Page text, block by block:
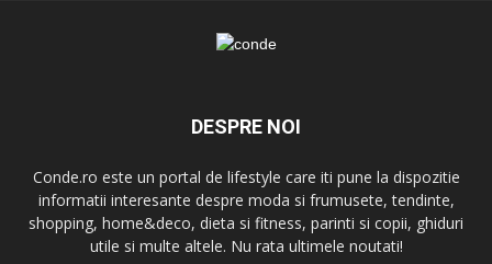
DESPRE NOI
Conde.ro este un portal de lifestyle care iti pune la dispozitie
informatii interesante despre moda si frumusete, tendinte,
shopping, home&deco, dieta si fitness, parinti si copii, ghiduri
utile si multe altele. Nu rata ultimele noutati!